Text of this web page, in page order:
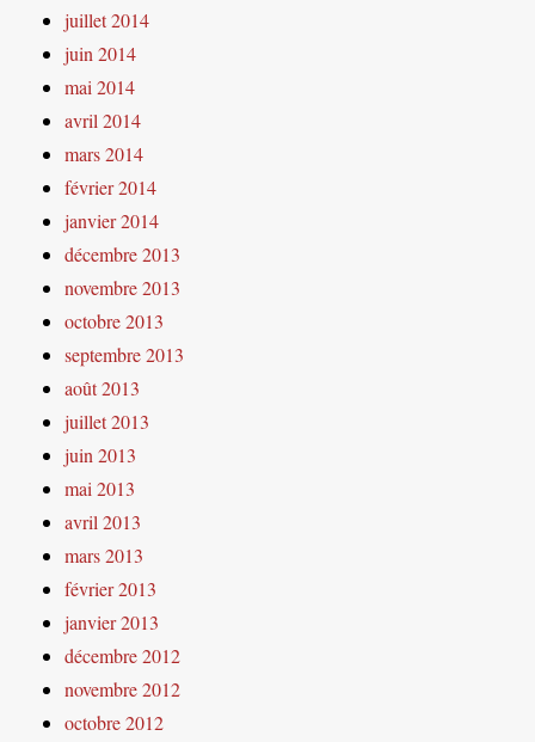
juillet 2014
juin 2014
mai 2014
avril 2014
mars 2014
février 2014
janvier 2014
décembre 2013
novembre 2013
octobre 2013
septembre 2013
août 2013
juillet 2013
juin 2013
mai 2013
avril 2013
mars 2013
février 2013
janvier 2013
décembre 2012
novembre 2012
octobre 2012